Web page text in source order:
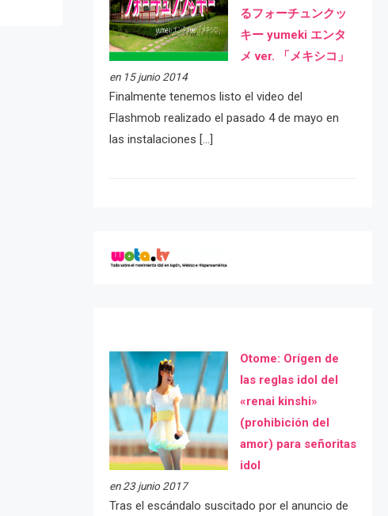
るフォーチュンクッ
キー yumeki エンタ
メ ver. 「メキシコ」
en 15 junio 2014
Finalmente tenemos listo el video del
Flashmob realizado el pasado 4 de mayo en
las instalaciones […]
Otome: Orígen de
las reglas idol del
«renai kinshi»
(prohibición del
amor) para señoritas
idol
en 23 junio 2017
Tras el escándalo suscitado por el anuncio de